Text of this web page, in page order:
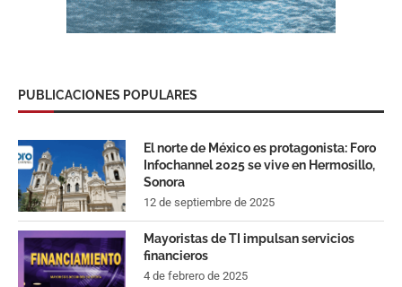
PUBLICACIONES POPULARES
El norte de México es protagonista: Foro
Infochannel 2025 se vive en Hermosillo,
Sonora
12 de septiembre de 2025
Mayoristas de TI impulsan servicios
financieros
4 de febrero de 2025